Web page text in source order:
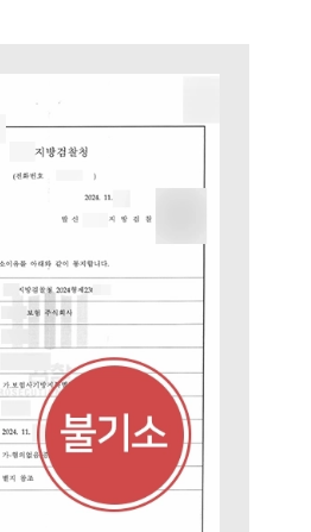
고객후기
업무분야
본시장그룹 업무
성원 소개
전문변호사
식/자료
언론보도